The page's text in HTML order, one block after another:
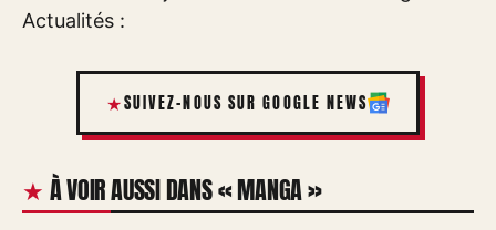
Actualités :
SUIVEZ-NOUS SUR GOOGLE NEWS
À VOIR AUSSI DANS « MANGA »